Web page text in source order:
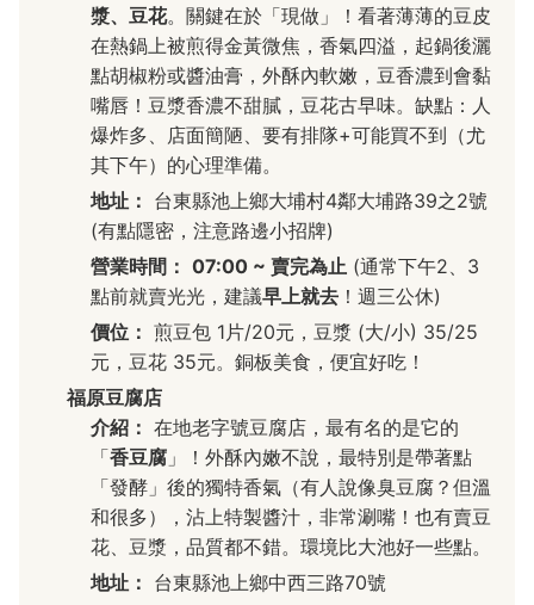
漿、豆花。關鍵在於「現做」！看著薄薄的豆皮
在熱鍋上被煎得金黃微焦，香氣四溢，起鍋後灑
點胡椒粉或醬油膏，外酥內軟嫩，豆香濃到會黏
嘴唇！豆漿香濃不甜膩，豆花古早味。缺點：人
爆炸多、店面簡陋、要有排隊+可能買不到（尤
其下午）的心理準備。
地址： 台東縣池上鄉大埔村4鄰大埔路39之2號
(有點隱密，注意路邊小招牌)
營業時間： 07:00 ~ 賣完為止 (通常下午2、3
點前就賣光光，建議早上就去 ！週三公休)
價位： 煎豆包 1片/20元，豆漿 (大/小) 35/25
元，豆花 35元。銅板美食，便宜好吃！
福原豆腐店
介紹： 在地老字號豆腐店，最有名的是它的
「香豆腐 」！外酥內嫩不說，最特別是帶著點
「發酵」後的獨特香氣（有人說像臭豆腐？但溫
和很多），沾上特製醬汁，非常涮嘴！也有賣豆
花、豆漿，品質都不錯。環境比大池好一些點。
地址： 台東縣池上鄉中西三路70號